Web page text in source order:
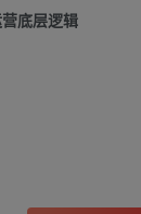
底层逻辑